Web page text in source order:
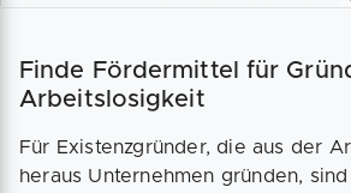
Finde Fördermittel für
Arbeitslosigkeit
Für Existenzgründer, die aus der
heraus Unternehmen gründen,